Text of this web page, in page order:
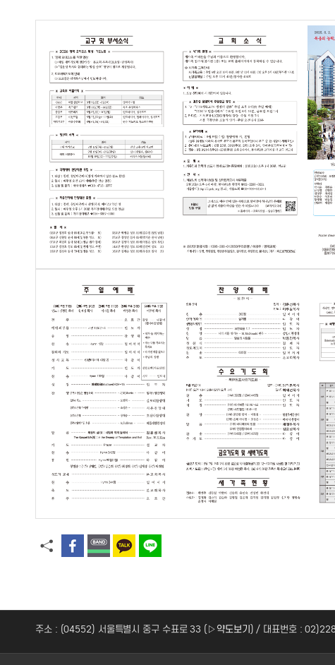
주소 : (04552) 서울특별시 중구 수표로 33 (▷약도보기 ) / 대표번호 :